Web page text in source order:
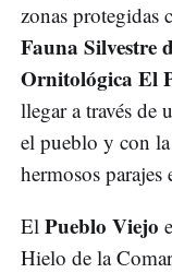
zonas protegidas
Fauna Silvestre
Ornitológica El
llegar a través de
el pueblo y con
hermosos
El Pueblo Viejo
Hielo de la